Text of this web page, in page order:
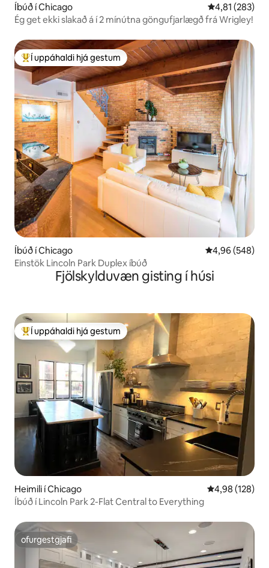
Íbúð í Chicago 4,81 af 5 í
4,81 (283)
Ég get ekki slakað á í 2 mínútna göngufjarlægð frá Wrigley!
Í mestu uppáhaldi hjá gestum
Í uppáhaldi hjá gestum
Íbúð í Chicago 4,96 af 5 í
4,96 (548)
Einstök Lincoln Park Duplex íbúð
Fjölskylduvæn gisting í húsi
Í mestu uppáhaldi hjá gestum
Í uppáhaldi hjá gestum
Heimili í Chicago 4,98 af 5 í
4,98 (128)
Íbúð í Lincoln Park 2-Flat Central to Everything
ofurgestgjafi
ofurgestgjafi